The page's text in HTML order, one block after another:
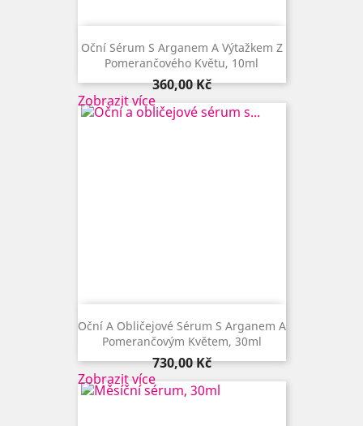
Oční Sérum S Arganem A Výtažkem Z
Pomerančového Květu, 10ml
Cena
360,00 Kč
Zobrazit více
Oční A Obličejové Sérum S Arganem A
Pomerančovým Květem, 30ml
Cena
730,00 Kč
Zobrazit více